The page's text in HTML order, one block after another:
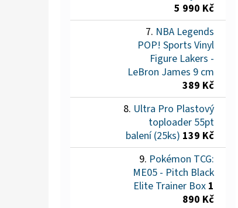
5 990 Kč
NBA Legends
POP! Sports Vinyl
Figure Lakers -
LeBron James 9 cm
389 Kč
Ultra Pro Plastový
toploader 55pt
balení (25ks) 139 Kč
Pokémon TCG:
ME05 - Pitch Black
Elite Trainer Box 1
890 Kč